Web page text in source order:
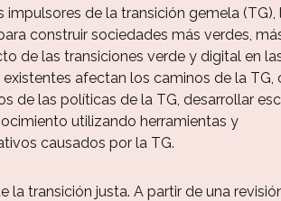
de la transición gemela (TG),
construir sociedades más verdes,
de las transiciones verde y digital en
afectan los caminos de la TG,
de las políticas de la TG, desarrollar
utilizando herramientas y
causados por la TG.
transición justa. A partir de una